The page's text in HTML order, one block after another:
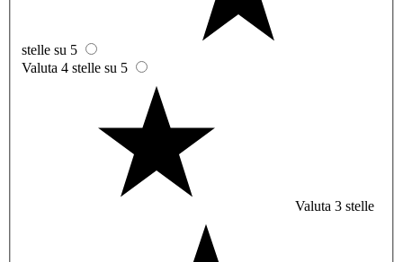
stelle su 5
Valuta 4 stelle su 5
Valuta 3 stelle